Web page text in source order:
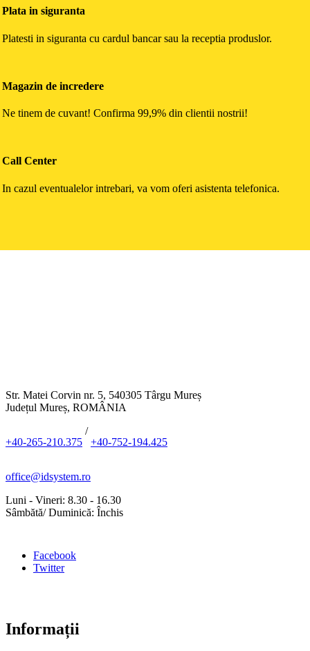
Plata in siguranta
Platesti in siguranta cu cardul bancar sau la receptia produslor.
Magazin de incredere
Ne tinem de cuvant! Confirma 99,9% din clientii nostrii!
Call Center
In cazul eventualelor intrebari, va vom oferi asistenta telefonica.
Str. Matei Corvin nr. 5, 540305 Târgu Mureș
Județul Mureș, ROMÂNIA
+40-265-210.375
/
+40-752-194.425
office@idsystem.ro
Luni - Vineri: 8.30 - 16.30
Sâmbătă/ Duminică: Închis
Facebook
Twitter
Informații